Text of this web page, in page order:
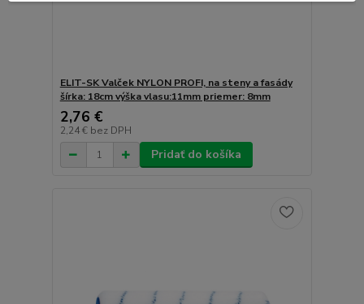
ELIT-SK Valček NYLON PROFI, na steny a fasády
šírka: 18cm výška vlasu:11mm priemer: 8mm
2,76 €
2,24 € bez DPH
Pridať do košíka